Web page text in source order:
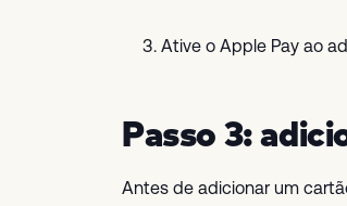
Ative o Apple Pay ao
Passo 3:
Antes de adicionar um